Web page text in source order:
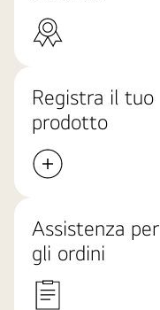
Registra il tuo
prodotto
Assistenza per
gli ordini